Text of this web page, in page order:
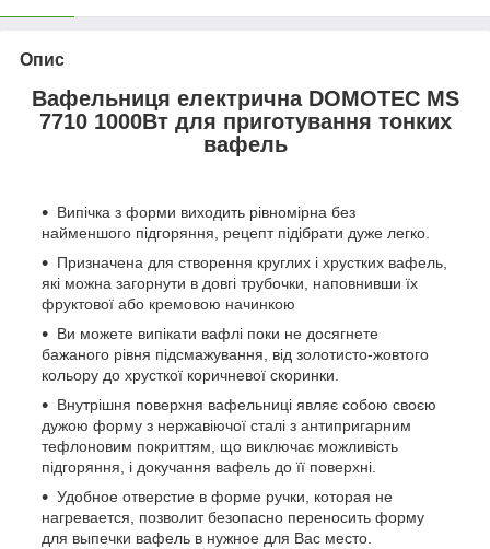
Опис
Вафельниця електрична DOMOTEC MS
7710 1000Вт для приготування тонких
вафель
Випічка з форми виходить рівномірна без
найменшого підгоряння, рецепт підібрати дуже легко.
Призначена для створення круглих і хрустких вафель,
які можна загорнути в довгі трубочки, наповнивши їх
фруктової або кремовою начинкою
Ви можете випікати вафлі поки не досягнете
бажаного рівня підсмажування, від золотисто-жовтого
кольору до хрусткої коричневої скоринки.
Внутрішня поверхня вафельниці являє собою своєю
дужою форму з нержавіючої сталі з антипригарним
тефлоновим покриттям, що виключає можливість
підгоряння, і докучання вафель до її поверхні.
Удобное отверстие в форме ручки, которая не
нагревается, позволит безопасно переносить форму
для выпечки вафель в нужное для Вас место.